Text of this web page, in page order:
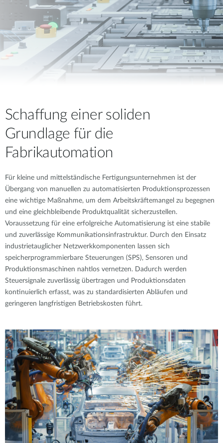
Schaffung einer soliden
Grundlage für die
Fabrikautomation
Für kleine und mittelständische Fertigungsunternehmen ist der
Übergang von manuellen zu automatisierten Produktionsprozessen
eine wichtige Maßnahme, um dem Arbeitskräftemangel zu begegnen
und eine gleichbleibende Produktqualität sicherzustellen.
Voraussetzung für eine erfolgreiche Automatisierung ist eine stabile
und zuverlässige Kommunikationsinfrastruktur. Durch den Einsatz
industrietauglicher Netzwerkkomponenten lassen sich
speicherprogrammierbare Steuerungen (SPS), Sensoren und
Produktionsmaschinen nahtlos vernetzen. Dadurch werden
Steuersignale zuverlässig übertragen und Produktionsdaten
kontinuierlich erfasst, was zu standardisierten Abläufen und
geringeren langfristigen Betriebskosten führt.